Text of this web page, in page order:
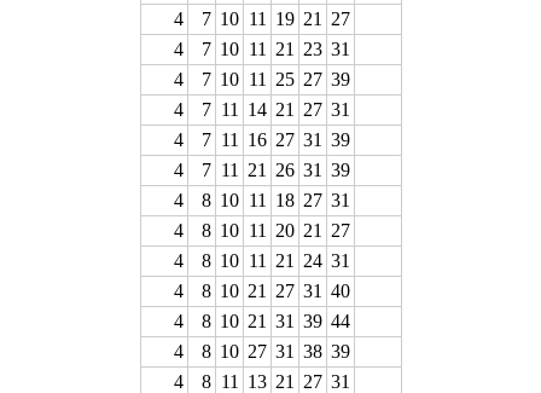
4
7 10 11 19 21
27
4
7 10 11 21 23 31
4
7 10 11 25 27 39
4
7 11 14 21 27 31
4
7 11 16 27 31 39
4
7 11 21 26 31 39
4
8 10 11 18 27 31
4
8 10 11 20 21
27
4
8 10 11 21 24 31
4
8 10 21 27 31 40
4
8 10 21 31 39 44
4
8 10 27 31 38 39
4
8 11 13 21 27 31